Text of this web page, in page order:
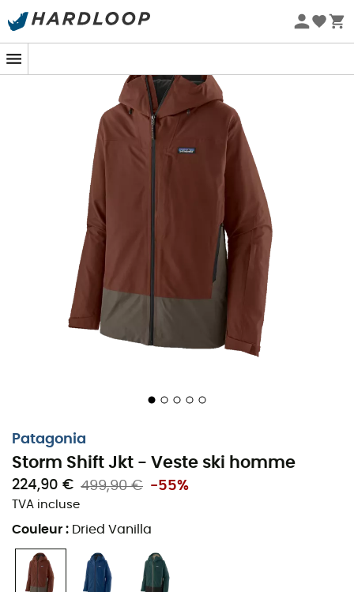
Promos d'été 🔥 -5 % EXTRA dès 2 produits* code Summer5
Eco-conçu
Patagonia
Storm Shift Jkt - Veste ski homme
224,90 € 499,90 € -55%
TVA incluse
Couleur : Dried Vanilla
Patagonia
undesign élégant et audacieux, avec des lignes
modernes et épurées. Mais ne vous y trompez pas, cette
veste ne se contente pas d'être belle. Elle est également
conçue pour offrir une protection contre les intempéries
et une respirabilité optimale, pour vous garder au sec,
même dans les conditions les plus hivernales, grâce à la
matière GORE-TEX 2 couches robuste en 100%
polyester recyclé sans PFC
capuche à
visière à trois pans
bien ajustée vous protège des
météos capricieuses et garde votre visage au sec.
Cette veste de ski offre également une grande liberté
de mouvement grâce à sa construction articulée. De
plus, les ourlets ajustables et les poignets allongées
vous permettent d'obtenir un ajustement parfait et de
garder le froid à distance. Dotée de multiples détails
, lapoche pour
sûr de pouvoir profiter de vos journées en montagne
de skiStorm Shift
à affronter les éléments avec style et à vous garder
Veste imperméable (Matière GORE-TEX 2 couches)
100% Polyester recyclé
Sans PFC